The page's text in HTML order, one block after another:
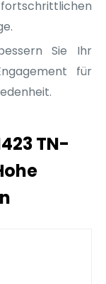
Sie Ihr
für
TN-